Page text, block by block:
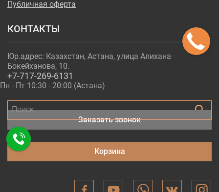
Публичная оферта
КОНТАКТЫ
Юр.адрес: Казахстан, Астана, улица Алихана
Бокейханова, 10.
+7-717-269-6131
Пн - Пт 10:30 - 20:00 (Астана)
Заказать звонок
Корзина